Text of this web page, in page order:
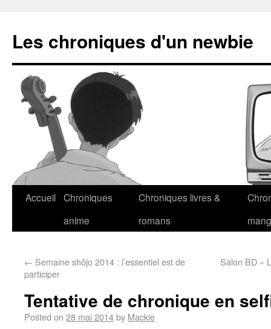
Les chroniques d'un newbie
Accueil Chroniques
anime
Chroniques livres &
romans
← Semaine shôjo 2014 : l’essentiel est de
participer
Salon BD «
Tentative de chronique en
Posted on 28 mai 2014by Mackie